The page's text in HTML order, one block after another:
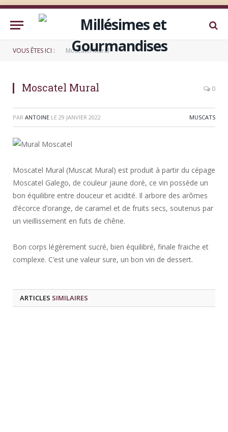
VOUS ÊTES ICI : Moscatel Mural
Moscatel Mural 0
PAR ANTOINE LE 29 JANVIER 2022 MUSCATS
Moscatel Mural (Muscat Mural) est produit à partir du cépage
Moscatel Galego, de couleur jaune doré, ce vin possède un
bon équilibre entre douceur et acidité. Il arbore des arômes
d’écorce d’orange, de caramel et de fruits secs, soutenus par
un vieillissement en futs de chêne.
Bon corps légèrement sucré, bien équilibré, finale fraiche et
complexe. C’est une valeur sure, un bon vin de dessert.
ARTICLES SIMILAIRES